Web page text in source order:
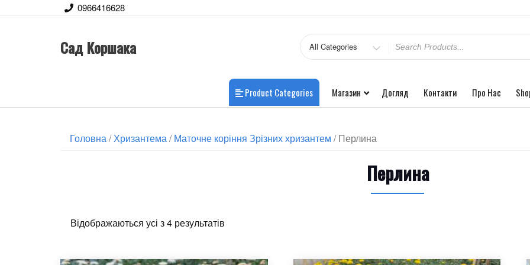
0966416628
Сад Коршака
Product Categories Магазин Догляд Контакти Про Нас
Головна/Хризантема/Маточне коріння Зрізних хризантем / Перлина
Перлина
Відображаються усі з 4 результатів